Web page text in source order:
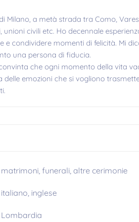
Milano, a metà strada tra Como,
civili etc. Ho decennale
e condividere momenti di felicità. Mi
una persona di fiducia.
che ogni momento della vita
emozioni che si vogliono
matrimoni, funerali, altre cerimonie
italiano, inglese
Lombardia